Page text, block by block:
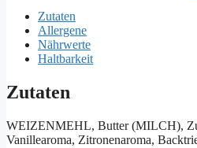
MengeZutaten
Allergene
Nährwerte
Haltbarkeit
Zutaten
WEIZENMEHL, Butter (MILCH),
Vanillearoma, Zitronenaroma,